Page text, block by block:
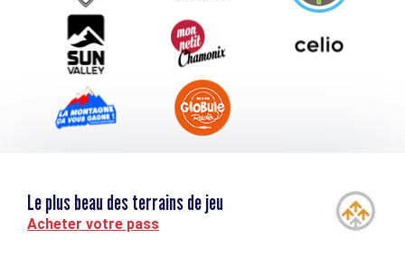
Tourisme et handicap
Le plus beau des terrains de jeu
Acheter votre pass